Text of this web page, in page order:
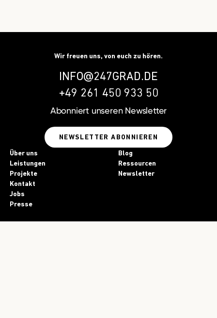
Wir freuen uns, von euch zu hören.
INFO@247GRAD.DE
+49 261 450 933 50
Abonniert unseren Newsletter
NEWSLETTER ABONNIEREN
Über uns
Leistungen
Projekte
Kontakt
Jobs
Presse
Blog
Ressourcen
Newsletter